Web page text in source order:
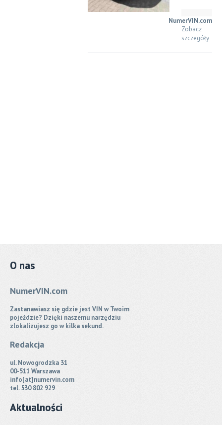
NumerVIN.com
Zobacz
szczegóły
O nas
NumerVIN.com
Zastanawiasz się gdzie jest VIN w Twoim
pojeździe? Dzięki naszemu narzędziu
zlokalizujesz go w kilka sekund.
Redakcja
ul. Nowogrodzka 31
00-511 Warszawa
info[at]numervin.com
tel. 530 802 929
Aktualności